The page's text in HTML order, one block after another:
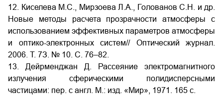
12. Киселева М.С., Мирзоева Л.А., Голованов С.Н. и др.
Новые методы расчета прозрачности атмосферы с
использованием эффективных параметров атмосферы
и оптико-электронных систем// Оптический журнал.
2006. Т. 7З. № 10. С. 76–82.
13. Дейрменджан Д. Рассеяние электромагнитного
излучения сферическими полидисперсными
частицами: пер. с англ. М.: изд. «Мир», 1971. 165 с.